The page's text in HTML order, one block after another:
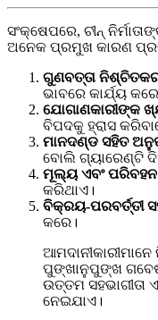
ସଂକ୍ଷେପରେ, ଚୀନ୍
ଅନେକ ପ୍ରମୁଖ କାରଣ
ଗୁଣବତ୍ତା
ଭାବରେ କାର୍ଯ୍ୟ
ଯୋଗାଣକାରୀଙ୍କ
ବିପଦକୁ ହ୍ରାସ
ମାନଦଣ୍ଡ ସହିତ
ବୋଲି ଗ୍ୟାରେଣ୍ଟି
ମୂଲ୍ୟ ଏବଂ ପରିବହନ
କରିଥାଏ।
ବିକ୍ରୟ-ପରବର୍ତ୍ତୀ
କରେ।
ପୁଙ୍ଖାନୁପୁଙ୍ଖ
ଉତ୍ତମ ସହଭାଗୀତା
ନେଇଯାଏ।